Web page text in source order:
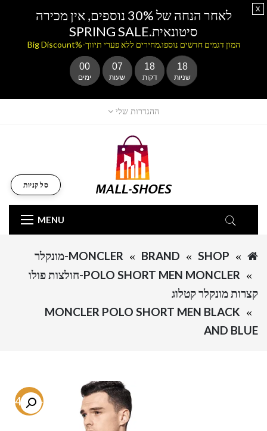
ההגדרות שלי
MENU
סל קניות
SHOP
BRAND
MONCLER-מונקלר
POLO SHORT MEN MONCLER-חולצות פולו
קצרות מונקלר קטלוג
MONCLER POLO SHORT MEN BLACK
AND BLUE
-74.5%
לאחר הנחה של 30% נוספים, אין מכירה
סיטונאית.SPRING SALE
המון דגמים חדשים נוספו.מחירים ללא פערי תיווך-%Big Discount
00
ימים
07
שעות
18
דקות
18
שניות
x